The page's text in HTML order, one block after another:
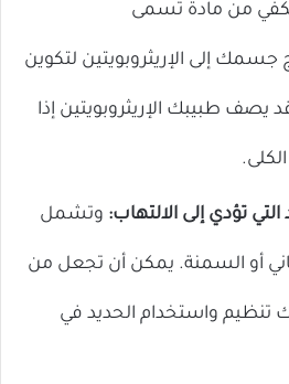
يكفي من مادة تسمى
جسمك إلى الإريثروبويتين لتكوين
يصف طبيبك الإريثروبويتين إذا
تؤدي إلى الالتهاب: وتشمل
أو السمنة. يمكن أن تجعل من
واستخدام الحديد في